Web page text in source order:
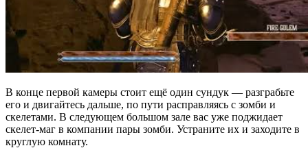
В конце первой камеры стоит ещё один сундук — разграбьте
его и двигайтесь дальше, по пути расправляясь с зомби и
скелетами. В следующем большом зале вас уже поджидает
скелет-маг в компании пары зомби. Устраните их и заходите в
круглую комнату.